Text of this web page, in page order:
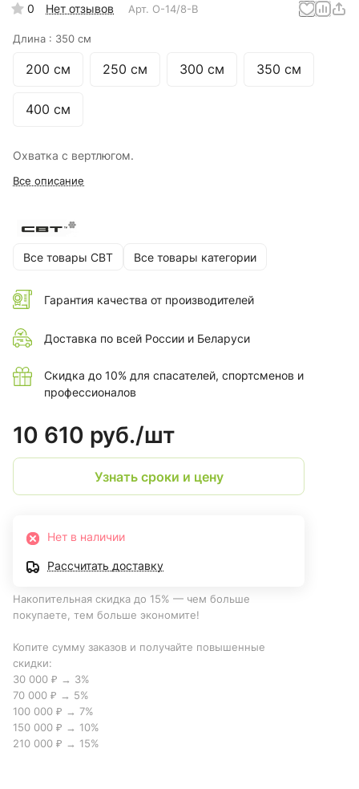
0 Нет отзывов Арт. О-14/8-В
Длина : 350 см
200 см 250 см 300 см 350 см
400 см
Охватка с вертлюгом.
Все описание
Все товары СВТ Все товары категории
Гарантия качества от производителей
Доставка по всей России и Беларуси
Скидка до 10% для спасателей, спортсменов и
профессионалов
10 610 руб./шт
Узнать сроки и цену
Нет в наличии
Рассчитать доставку
Накопительная скидка до 15% — чем больше
покупаете, тем больше экономите!
Копите сумму заказов и получайте повышенные
скидки:
30 000 ₽ → 3%
70 000 ₽ → 5%
100 000 ₽ → 7%
150 000 ₽ → 10%
210 000 ₽ → 15%